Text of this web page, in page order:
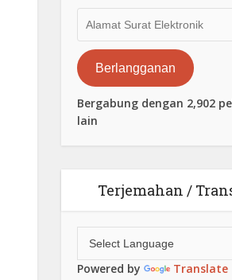
Surat
Elektronik
Berlangganan
Bergabung dengan 2,902
lain
Terjemahan /
Powered by Translate